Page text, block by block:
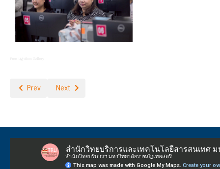
Previous article: สวท. เข้าร่วมโครงการสัมมนาความร่วมมือระหว่างห้
Prev Next article: รางวัลสุดยอดนักอ่าน ประจำปี 2568
Next